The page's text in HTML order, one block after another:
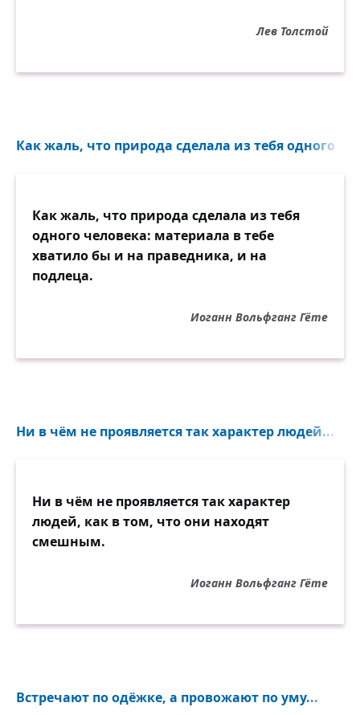
Лев Толстой
Как жаль, что природа сделала из тебя одного
Как жаль, что природа сделала из тебя
одного человека: материала в тебе
хватило бы и на праведника, и на
подлеца.
Иоганн Вольфганг Гёте
Ни в чём не проявляется так характер людей...
Ни в чём не проявляется так характер
людей, как в том, что они находят
смешным.
Иоганн Вольфганг Гёте
Встречают по одёжке, а провожают по уму...